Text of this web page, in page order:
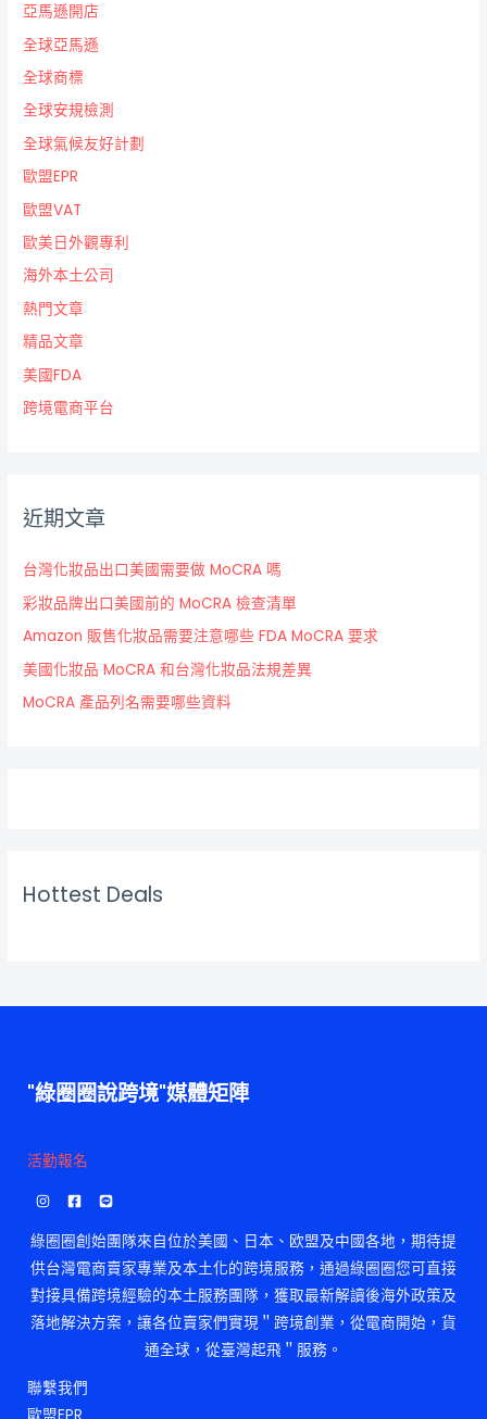
亞馬遜開店
全球亞馬遜
全球商標
全球安規檢測
全球氣候友好計劃
歐盟EPR
歐盟VAT
歐美日外觀專利
海外本土公司
熱門文章
精品文章
美國FDA
跨境電商平台
近期文章
台灣化妝品出口美國需要做 MoCRA 嗎
彩妝品牌出口美國前的 MoCRA 檢查清單
Amazon 販售化妝品需要注意哪些 FDA MoCRA 要求
美國化妝品 MoCRA 和台灣化妝品法規差異
MoCRA 產品列名需要哪些資料
Hottest Deals
"綠圈圈說跨境"媒體矩陣
活勤報名
綠圈圈創始團隊來自位於美國、日本、欧盟及中國各地，期待提
供台灣電商賣家專業及本土化的跨境服務，通過綠圈圈您可直接
對接具備跨境經驗的本土服務團隊，獲取最新解讀後海外政策及
落地解決方案，讓各位賣家們實現＂跨境創業，從電商開始，貨
通全球，從臺灣起飛＂服務。
聯繫我們